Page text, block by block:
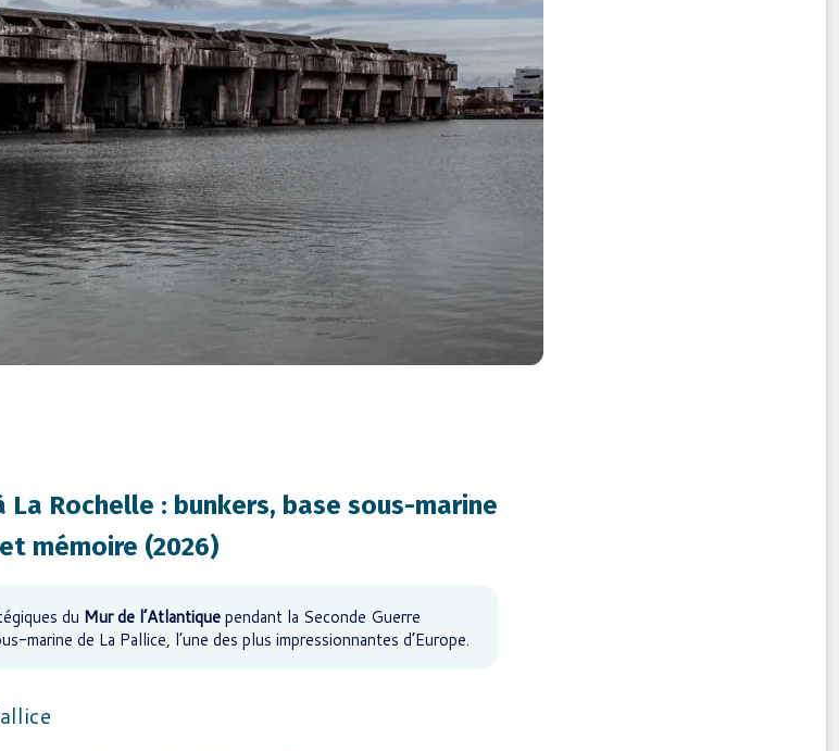
La Rochelle : bunkers, base sous-marine
et mémoire (2026)
du Mur de l’Atlantiquependant la Seconde Guerre
marine de La Pallice, l’une des plus impressionnantes d’Europe.